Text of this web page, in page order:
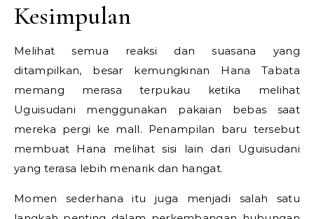
Kesimpulan
Melihat semua reaksi dan suasana yang
ditampilkan, besar kemungkinan Hana Tabata
memang merasa terpukau ketika melihat
Uguisudani menggunakan pakaian bebas saat
mereka pergi ke mall. Penampilan baru tersebut
membuat Hana melihat sisi lain dari Uguisudani
yang terasa lebih menarik dan hangat.
Momen sederhana itu juga menjadi salah satu